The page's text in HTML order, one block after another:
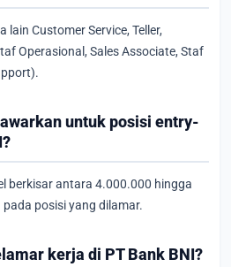
Customer Service, Teller,
Operasional, Sales Associate, Staf
untuk posisi entry-
berkisar antara 4.000.000 hingga
posisi yang dilamar.
kerja di PT Bank BNI?